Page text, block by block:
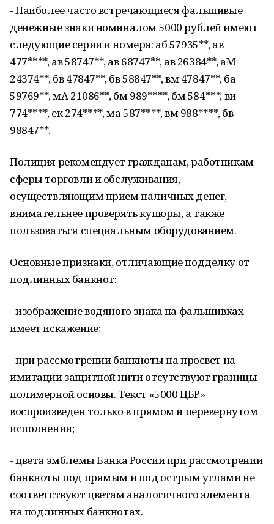
- Наиболее часто встречающиеся фальшивые
денежные знаки номиналом 5000 рублей имеют
следующие серии и номера: аб 57935**, ав
477****, ав 58747**, ав 68747**, ав 26384**, аМ
24374**, бв 47847**, бв 58847**, вм 47847**, ба
59769**, мА 21086**, бм 989****, бм 584***, ви
774****, ек 274****, ма 587****, вм 988****, бв
98847**.
Полиция рекомендует гражданам, работникам
сферы торговли и обслуживания,
осуществляющим прием наличных денег,
внимательнее проверять купюры, а также
пользоваться специальным оборудованием.
Основные признаки, отличающие подделку от
подлинных банкнот:
- изображение водяного знака на фальшивках
имеет искажение;
- при рассмотрении банкноты на просвет на
имитации защитной нити отсутствуют границы
полимерной основы. Текст «5000 ЦБР»
воспроизведен только в прямом и перевернутом
исполнении;
- цвета эмблемы Банка России при рассмотрении
банкноты под прямым и под острым углами не
соответствуют цветам аналогичного элемента
на подлинных банкнотах.